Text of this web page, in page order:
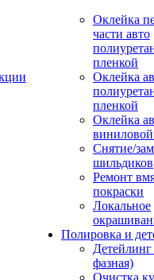
Оклейка
части авто
пленкой
Оклейка
пленкой
Оклейка
Снятие/
шильдиков
Ремонт
покраски
Локальное
Полировка и
фазная)
Очистка